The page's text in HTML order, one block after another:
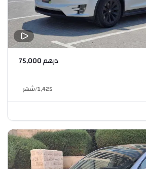
درهم 75,000
1,425
/شهر